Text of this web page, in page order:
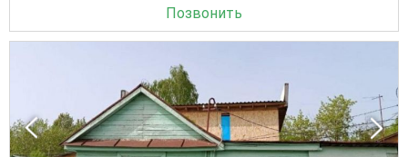
Позвонить